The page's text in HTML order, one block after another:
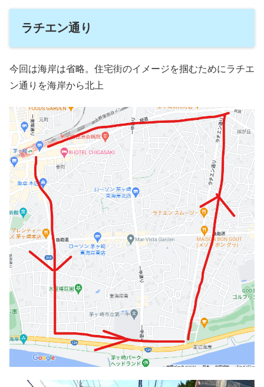
ラチエン通り
今回は海岸は省略。住宅街のイメージを掴むためにラチエ
ン通りを海岸から北上